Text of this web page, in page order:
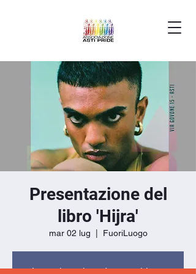
Presentazione del
libro 'Hijra'
mar 02 lug FuoriLuogo
La registrazione è stata chiusa